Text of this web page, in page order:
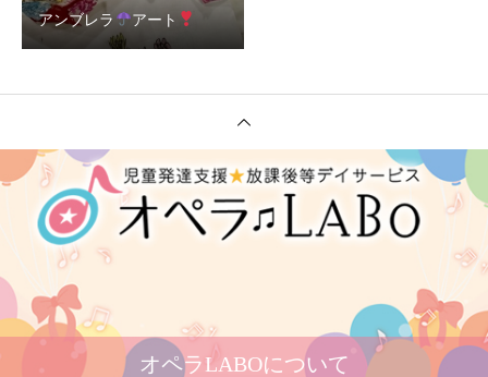
アンブレラ アート
オペラLABOについて